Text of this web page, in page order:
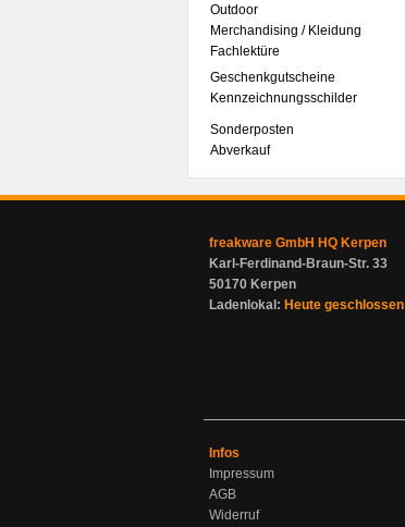
Outdoor
Merchandising / Kleidung
Fachlektüre
Geschenkgutscheine
Kennzeichnungsschilder
Sonderposten
Abverkauf
freakware GmbH HQ Kerpen
Karl-Ferdinand-Braun-Str. 33
50170 Kerpen
Ladenlokal: Heute geschlossen
Infos
Impressum
AGB
Widerruf